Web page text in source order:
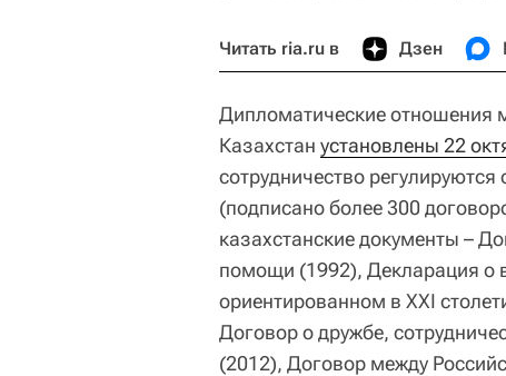
Читать ria.ru в Дзен
Дипломатические отношения
Казахстан установлены 22
сотрудничество
(подписано более 300
казахстанские документы –
помощи (1992), Декларация о
ориентированном в XXI
Договор о дружбе,
(2012), Договор между